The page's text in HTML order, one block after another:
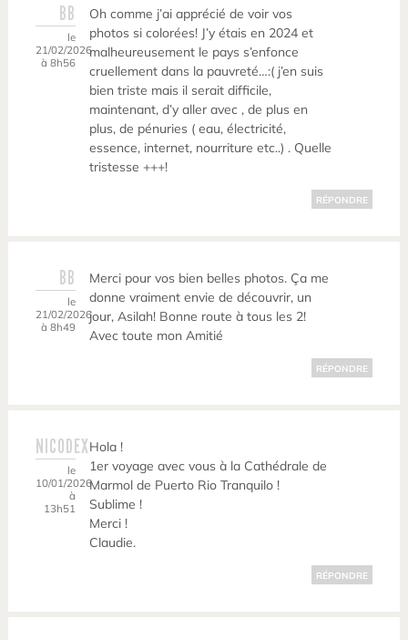
BB
le
21/02/2026
à 8h56
Oh comme j’ai apprécié de voir vos
photos si colorées! J’y étais en 2024 et
malheureusement le pays s’enfonce
cruellement dans la pauvreté…:( j’en suis
bien triste mais il serait difficile,
maintenant, d’y aller avec , de plus en
plus, de pénuries ( eau, électricité,
essence, internet, nourriture etc..) . Quelle
tristesse +++!
RÉPONDRE
BB
le
21/02/2026
à 8h49
Merci pour vos bien belles photos. Ça me
donne vraiment envie de découvrir, un
jour, Asilah! Bonne route à tous les 2!
Avec toute mon Amitié
RÉPONDRE
NICODEX
le
10/01/2026
à
13h51
Hola !
1er voyage avec vous à la Cathédrale de
Marmol de Puerto Rio Tranquilo !
Sublime !
Merci !
Claudie.
RÉPONDRE